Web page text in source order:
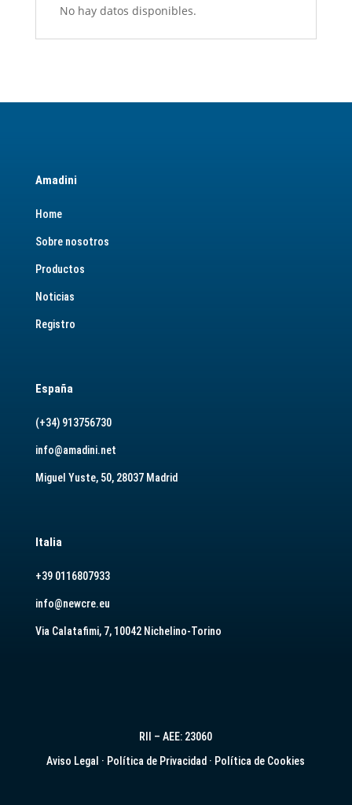
No hay datos disponibles.
Amadini
Home
Sobre nosotros
Productos
Noticias
Registro
España
(+34) 913756730
info@amadini.net
Miguel Yuste, 50, 28037 Madrid
Italia
+39 0116807933
info@newcre.eu
Via Calatafimi, 7, 10042 Nichelino-Torino
RII – AEE: 23060
Aviso Legal · Política de Privacidad · Política de Cookies